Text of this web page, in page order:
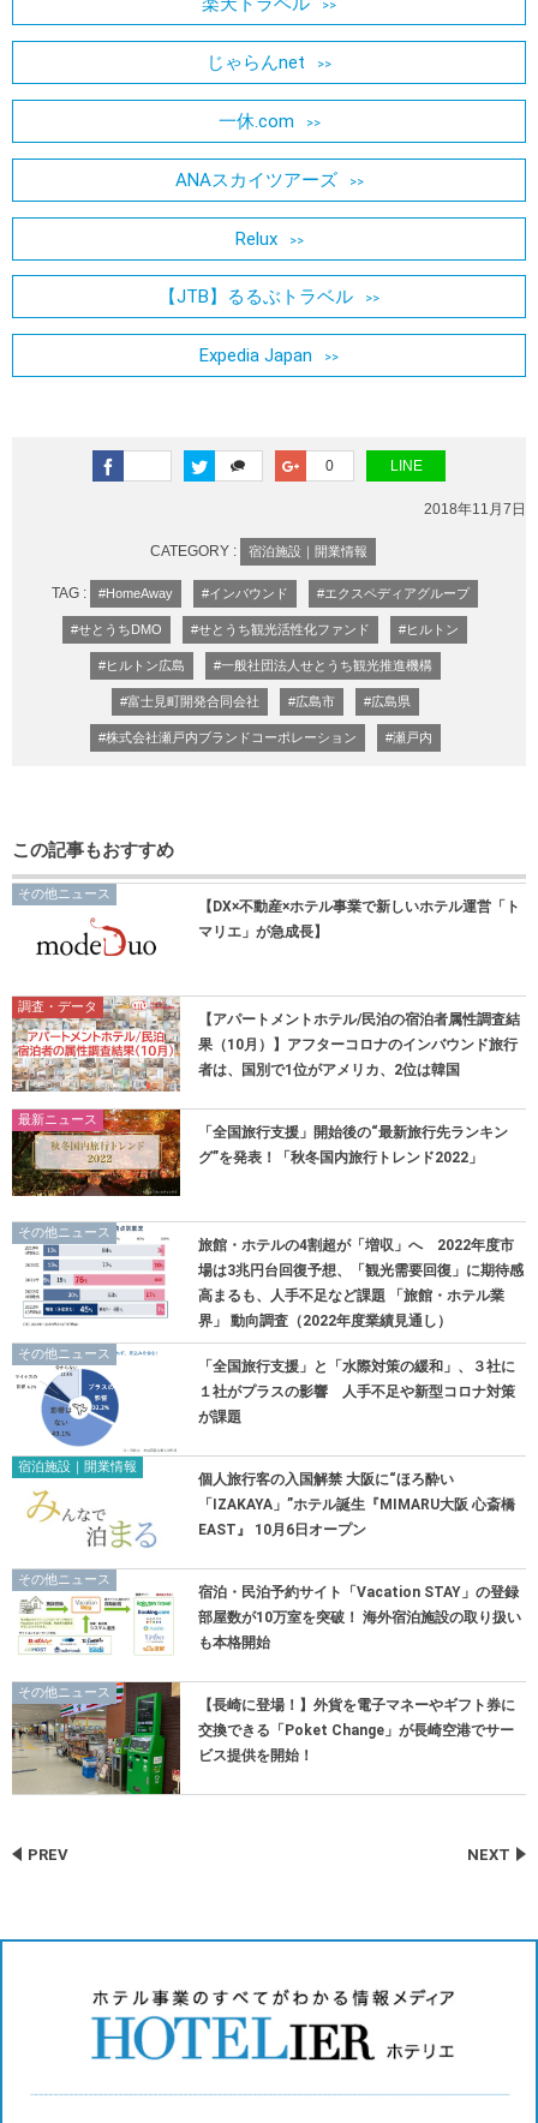
じゃらんnet
一休.com
ANAスカイツアーズ
Relux
【JTB】るるぶトラベル
Expedia Japan
0 LINE
2018年11月7日
CATEGORY : 宿泊施設｜開業情報
TAG : #HomeAway #インバウンド #エクスペディアグループ
#せとうちDMO #せとうち観光活性化ファンド #ヒルトン
#ヒルトン広島 #一般社団法人せとうち観光推進機構
#富士見町開発合同会社 #広島市 #広島県
#株式会社瀬戸内ブランドコーポレーション #瀬戸内
この記事もおすすめ
その他ニュース
【DX×不動産×ホテル事業で新しいホテル運営「ト
マリエ」が急成長】
調査・データ
【アパートメントホテル/民泊の宿泊者属性調査結
果（10月）】アフターコロナのインバウンド旅行
者は、国別で1位がアメリカ、2位は韓国
最新ニュース
「全国旅行支援」開始後の“最新旅行先ランキン
グ”を発表！「秋冬国内旅行トレンド2022」
その他ニュース
旅館・ホテルの4割超が「増収」へ 2022年度市
場は3兆円台回復予想、「観光需要回復」に期待感
高まるも、人手不足など課題 「旅館・ホテル業
界」 動向調査（2022年度業績見通し）
その他ニュース
「全国旅行支援」と「水際対策の緩和」、３社に
１社がプラスの影響 人手不足や新型コロナ対策
が課題
宿泊施設｜開業情報
個人旅行客の入国解禁 大阪に“ほろ酔い
「IZAKAYA」”ホテル誕生『MIMARU大阪 心斎橋
EAST』 10月6日オープン
その他ニュース
宿泊・民泊予約サイト「Vacation STAY」の登録
部屋数が10万室を突破！ 海外宿泊施設の取り扱い
も本格開始
その他ニュース
【長崎に登場！】外貨を電子マネーやギフト券に
交換できる「Poket Change」が長崎空港でサー
ビス提供を開始！
PREV NEXT